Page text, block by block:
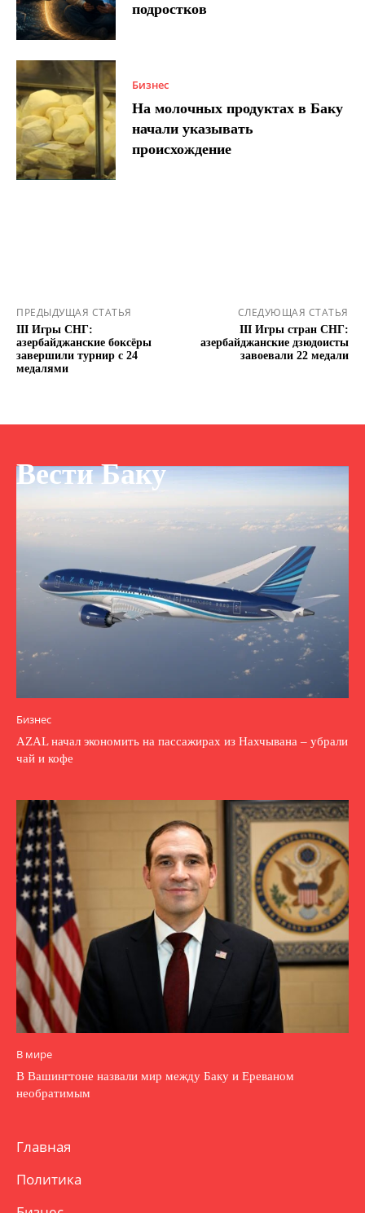
подростков
Бизнес
На молочных продуктах в Баку
начали указывать
происхождение
ПРЕДЫДУЩАЯ СТАТЬЯ
III Игры СНГ:
азербайджанские боксёры
завершили турнир с 24
медалями
СЛЕДУЮЩАЯ СТАТЬЯ
III Игры стран СНГ:
азербайджанские дзюдоисты
завоевали 22 медали
Вести Баку
Бизнес
AZAL начал экономить на пассажирах из Нахчывана – убрали
чай и кофе
В мире
В Вашингтоне назвали мир между Баку и Ереваном
необратимым
Главная
Политика